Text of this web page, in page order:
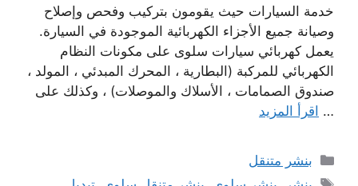
خدمة السيارات حيث يقومون بتركيب وفحص وإصلاح
وصيانة جميع الأجزاء الكهربائية الموجودة في السيارة.
يعمل كهربائي سيارات سلوى على مكونات النظام
الكهربائي للمركبة (البطارية ، المحرك المبدئي ، المولد ،
صندوق الصمامات ، الأسلاك والموصلات) ، وكذلك على
… اقرأ المزيد
التصنيفات
بنشر متنقل
الوسوم